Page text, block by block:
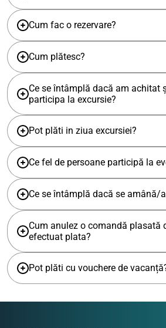
Cum fac o rezervare?
Cum plătesc?
Ce se întâmplă dacă am achitat
participa la excursie?
Pot plăti in ziua excursiei?
Ce fel de persoane participă la
Ce se întâmplă dacă se amână/
Cum anulez o comandă plasată
efectuat plata?
Pot plăti cu vouchere de